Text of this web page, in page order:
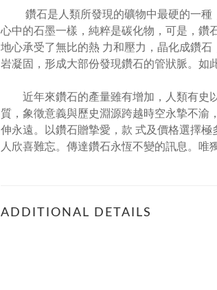
鑽石是人類所發現的礦物中最硬的一種
心中的石墨一樣，純粹是碳化物，可是，鑽
地心承受了無比的熱 力和壓力，晶化成鑽
岩凝固，形成大部份發現鑽石的管狀脈。如
近年來鑽石的產量雖有增加，人類有史以
質，象徵意義與歷史淵源跨越時空永摯不渝
伸永遠。以鑽石贈摯愛，款 式及價格選擇
人欣喜難忘。傳達鑽石永恆不變的訊息。唯
ADDITIONAL DETAILS